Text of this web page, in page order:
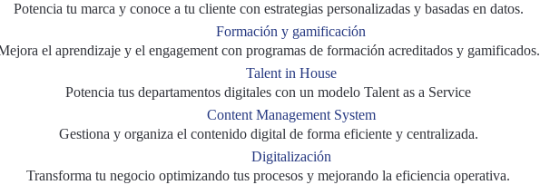
Potencia tu marca y conoce a tu cliente con estrategias personalizadas y basadas en datos.
Formación y gamificación
el aprendizaje y el engagement con programas de formación acreditados y gamificados.
Talent in House
Potencia tus departamentos digitales con un modelo Talent as a Service
Content Management System
Gestiona y organiza el contenido digital de forma eficiente y centralizada.
Digitalización
Transforma tu negocio optimizando tus procesos y mejorando la eficiencia operativa.